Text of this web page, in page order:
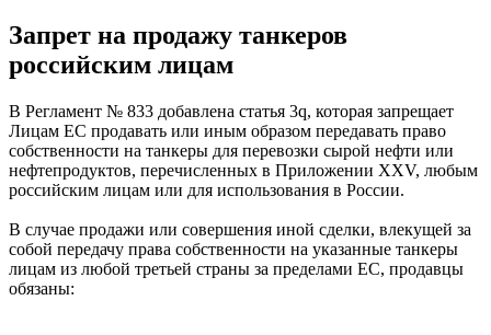
Запрет на продажу танкеров
российским лицам
В Регламент № 833 добавлена статья 3q, которая запрещает
Лицам ЕС продавать или иным образом передавать право
собственности на танкеры для перевозки сырой нефти или
нефтепродуктов, перечисленных в Приложении XXV, любым
российским лицам или для использования в России.
В случае продажи или совершения иной сделки, влекущей за
собой передачу права собственности на указанные танкеры
лицам из любой третьей страны за пределами ЕС, продавцы
обязаны: